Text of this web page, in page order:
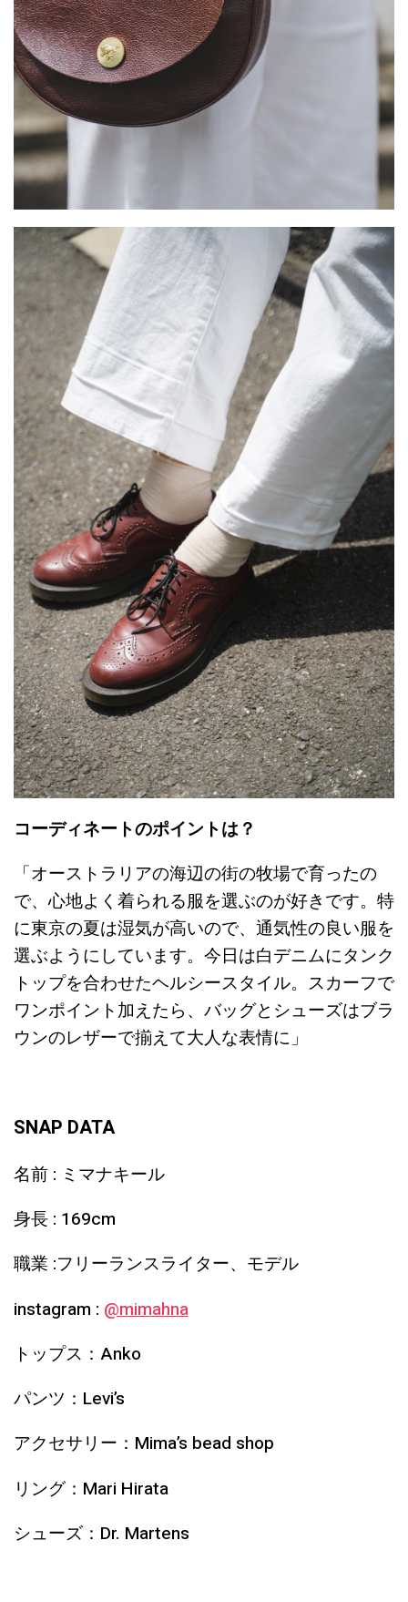
コーディネートのポイントは？
「オーストラリアの海辺の街の牧場で育ったの
で、心地よく着られる服を選ぶのが好きです。特
に東京の夏は湿気が高いので、通気性の良い服を
選ぶようにしています。今日は白デニムにタンク
トップを合わせたヘルシースタイル。スカーフで
ワンポイント加えたら、バッグとシューズはブラ
ウンのレザーで揃えて大人な表情に」
SNAP DATA
名前 : ミマナキール
身長 : 169cm
職業 :フリーランスライター、モデル
instagram : @mimahna
トップス：Anko
パンツ：Levi’s
アクセサリー：Mima’s bead shop
リング：Mari Hirata
シューズ：Dr. Martens